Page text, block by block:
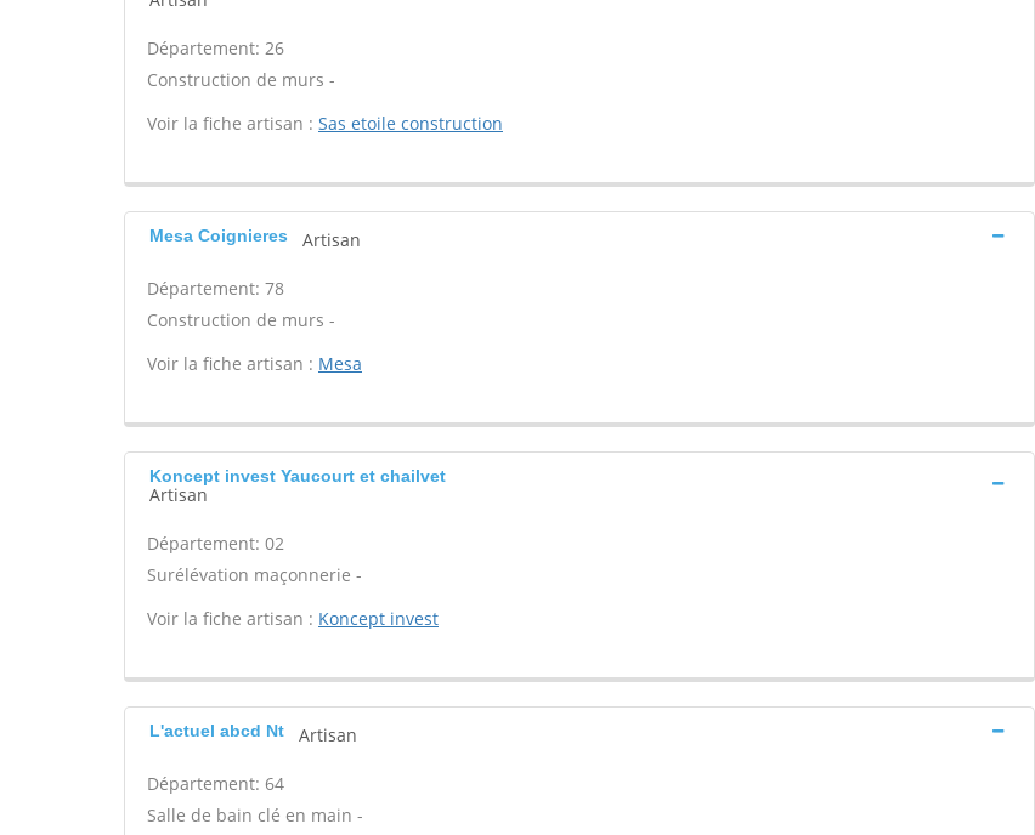
Département: 26
Construction de murs -
Voir la fiche artisan : Sas etoile construction
Mesa Coignieres Artisan
Département: 78
Construction de murs -
Voir la fiche artisan : Mesa
Koncept invest Yaucourt et chailvet
Artisan
Département: 02
Surélévation maçonnerie -
Voir la fiche artisan : Koncept invest
L'actuel abcd Nt Artisan
Département: 64
Salle de bain clé en main -